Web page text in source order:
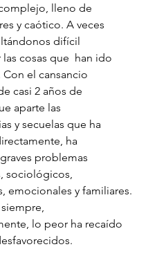
lleno de
y caótico. A veces
difícil
cosas que  han ido
el cansancio
casi 2 años de
aparte las
y secuelas que ha
ha
problemas
sociológicos,
emocionales y familiares.
lo peor ha recaído